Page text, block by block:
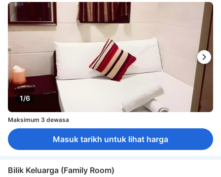
1/6
Maksimum 3 dewasa
Masuk tarikh untuk lihat harga
Bilik Keluarga (Family Room)